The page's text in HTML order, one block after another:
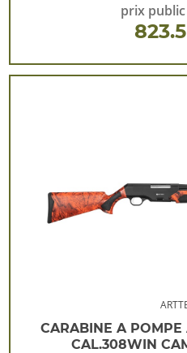
prix
CARABINE A POMPE
CAL.308WIN